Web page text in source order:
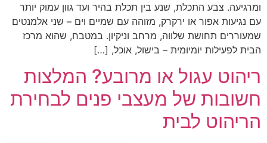
ומרגיעה. צבע התכלת, שנע בין תכלת בהיר ועד גוון עמוק יותר
עם נגיעות אפור או ירקרק, מזוהה עם שמיים וים – שני אלמנטים
שמעוררים תחושת שלווה, מרחב וניקיון. במטבח, שהוא מרכז
הבית לפעילות יומיומית – בישול, אוכל, […]
ריהוט עגול או מרובע? המלצות
חשובות של מעצבי פנים לבחירת
הריהוט לבית